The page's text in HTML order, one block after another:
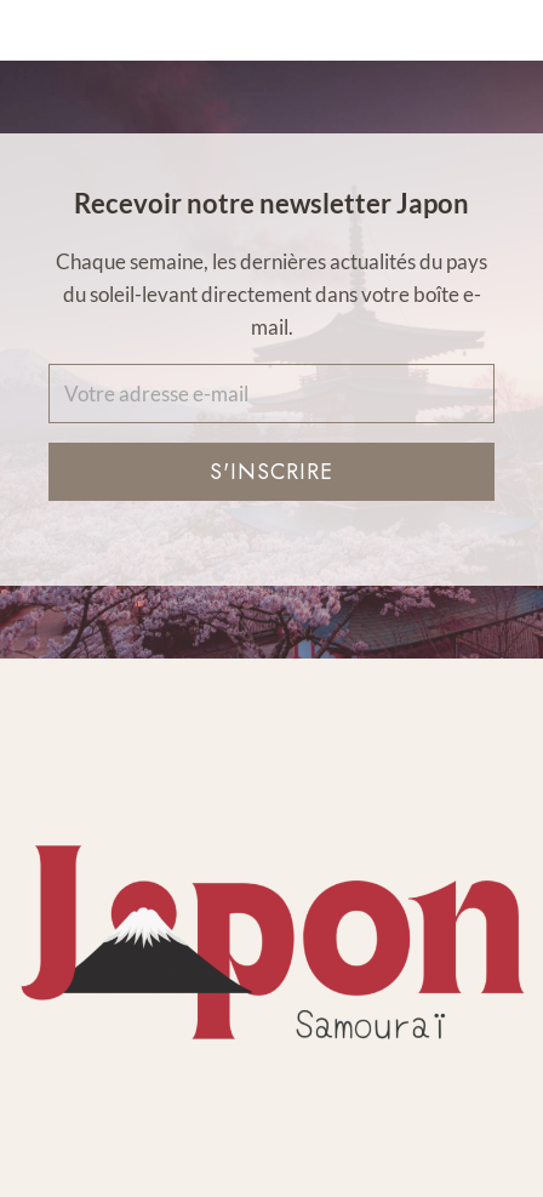
Recevoir notre newsletter Japon
Chaque semaine, les dernières actualités du pays
du soleil-levant directement dans votre boîte e-
mail.
S'INSCRIRE